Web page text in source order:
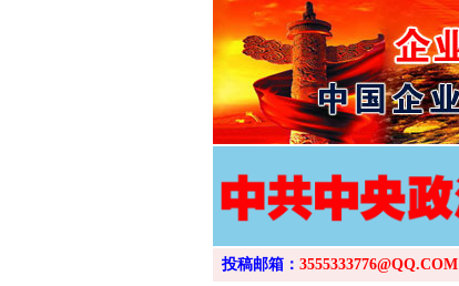
投稿邮箱： 3555333776@QQ.COM